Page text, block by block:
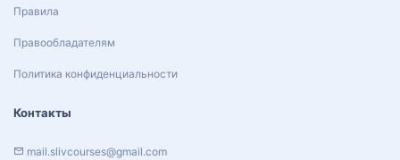
Правила
Правообладателям
Политика конфиденциальности
Контакты
mail.slivcourses@gmail.com